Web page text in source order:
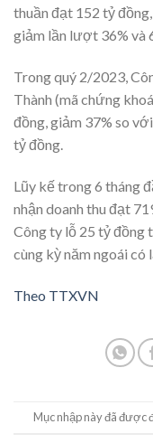
thuần đạt 152 tỷ
giảm lần lượt 36% và
Trong quý 2/2023,
Thành (mã chứng
đồng, giảm 37% so
tỷ đồng.
Lũy kế trong 6 tháng
nhận doanh thu đạt
Công ty lỗ 25 tỷ đồng
cùng kỳ năm ngoái có
Theo TTXVN
Mục nhập này đã được